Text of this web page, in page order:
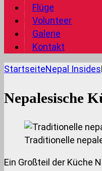
Flüge
Volunteer
Galerie
Kontakt
StartseiteNepal Insides
Nepalesische
Traditionelle
Ein Großteil der Küche